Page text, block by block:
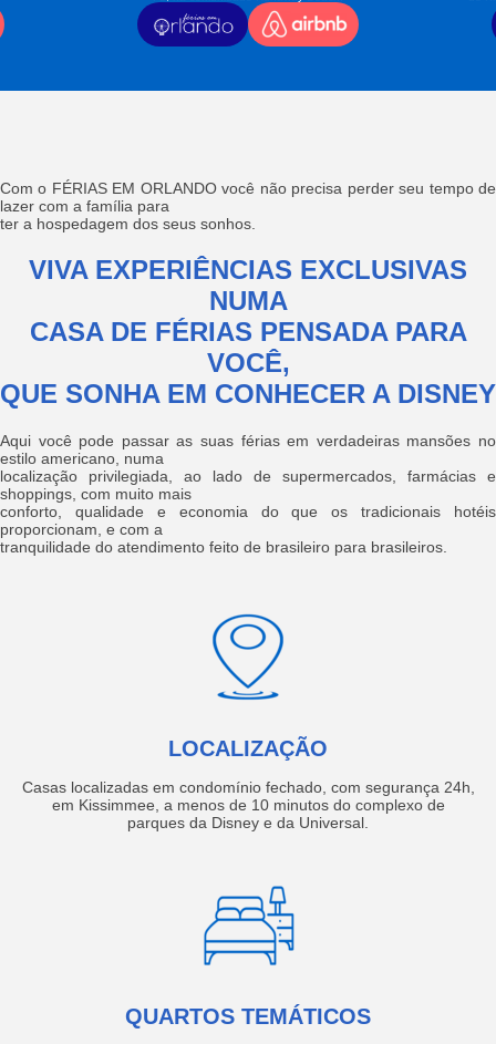
Com o FÉRIAS EM ORLANDO você não precisa perder seu tempo de
lazer com a família para
ter a hospedagem dos seus sonhos.
VIVA EXPERIÊNCIAS EXCLUSIVAS
NUMA
CASA DE FÉRIAS PENSADA PARA
VOCÊ,
QUE SONHA EM CONHECER A DISNEY
Aqui você pode passar as suas férias em verdadeiras mansões no
estilo americano, numa
localização privilegiada, ao lado de supermercados, farmácias e
shoppings, com muito mais
conforto, qualidade e economia do que os tradicionais hotéis
proporcionam, e com a
tranquilidade do atendimento feito de brasileiro para brasileiros.
LOCALIZAÇÃO
Casas localizadas em condomínio fechado, com segurança 24h,
em Kissimmee, a menos de 10 minutos do complexo de
parques da Disney e da Universal.
QUARTOS TEMÁTICOS